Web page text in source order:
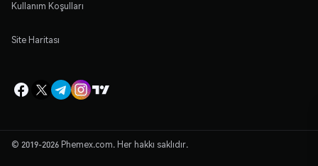
Kullanım Koşulları
Site Haritası
© 2019-2026 Phemex.com. Her hakkı saklıdır.